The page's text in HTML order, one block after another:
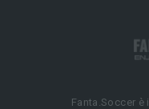
Fanta.Soccer